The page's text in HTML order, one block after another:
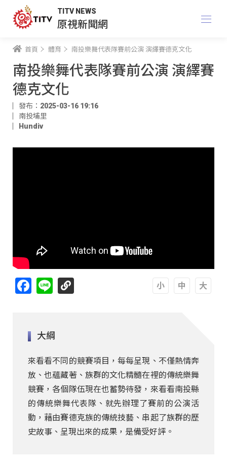
TITV NEWS
原視新聞網
首頁 體育 南投樂舞代表隊賽前公演 演繹賽德克文化
南投樂舞代表隊賽前公演 演繹賽
德克文化
發布：2025-03-16 19:16
南投埔里
Hundiv
Facebook
Line
大綱
來看看不同的競賽項目，每每呈現、不僅熱情奔
放、也蘊藏著、族群的文化精髓在裡的傳統樂舞
競賽，各個隊伍現在也蓄勢待發，來看看南投縣
的傳統樂舞代表隊、就先辦理了賽前的公演活
動，藉由賽德克族的傳統技藝、串起了族群的歷
史故事、呈現出來的成果，是備受好評。